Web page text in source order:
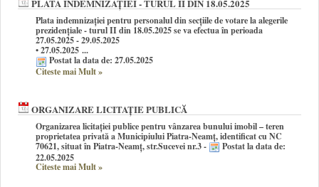
PLATA INDEMNIZAȚIEI - TURUL II DIN 18.05.2025
Plata indemnizației pentru personalul din secțiile de votare la alegerile
prezidențiale - turul II din 18.05.2025 se va efectua în perioada
27.05.2025 - 29.05.2025
• 27.05.2025 ...
Postat la data de: 27.05.2025
Citeste mai Mult»
ORGANIZARE LICITAȚIE PUBLICĂ
Organizarea licitației publice pentru vânzarea bunului imobil – teren
proprietatea privată a Municipiului Piatra-Neamț, identificat cu NC
70621, situat în Piatra-Neamț, str.Sucevei nr.3 -
Postat la data de:
22.05.2025
Citeste mai Mult»